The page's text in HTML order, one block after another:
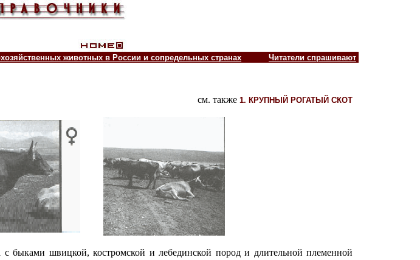
животных в России и сопредельных странах Читатели спрашивают
см. также 1. КРУПНЫЙ РОГАТЫЙ СКОТ
с быками швицкой, костромской и лебединской пород и длительной племенной